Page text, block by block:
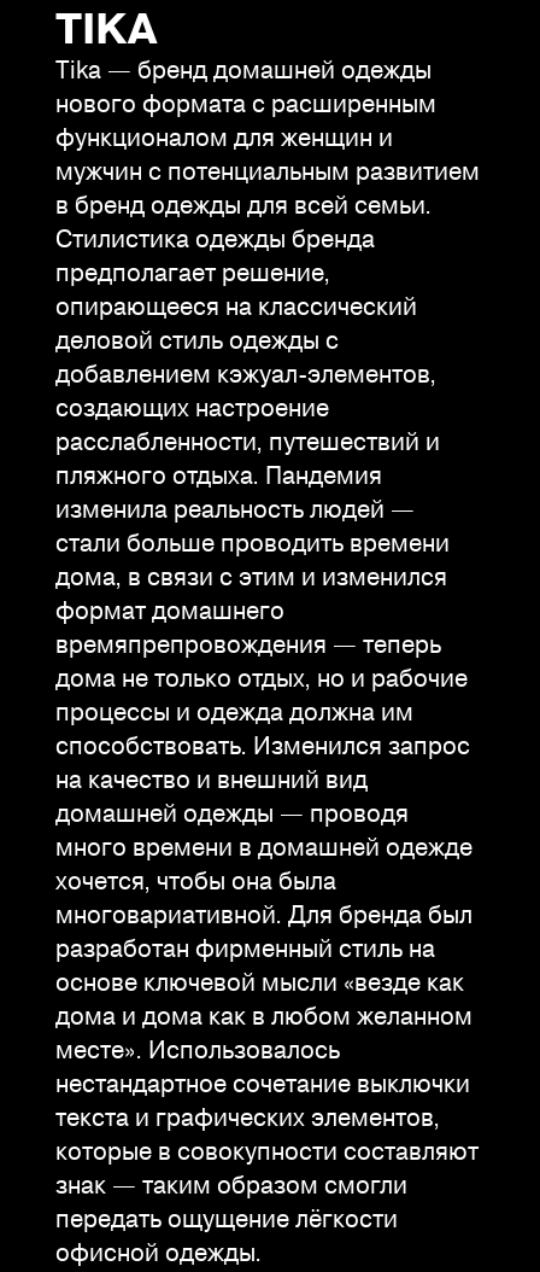
TIKA
Tika — бренд домашней одежды
нового формата с расширенным
функционалом для женщин и
мужчин с потенциальным развитием
в бренд одежды для всей семьи.
Стилистика одежды бренда
предполагает решение,
опирающееся на классический
деловой стиль одежды с
добавлением кэжуал-элементов,
создающих настроение
расслабленности, путешествий и
пляжного отдыха. Пандемия
изменила реальность людей —
стали больше проводить времени
дома, в связи с этим и изменился
формат домашнего
времяпрепровождения — теперь
дома не только отдых, но и рабочие
процессы и одежда должна им
способствовать. Изменился запрос
на качество и внешний вид
домашней одежды — проводя
много времени в домашней одежде
хочется, чтобы она была
многовариативной. Для бренда был
разработан фирменный стиль на
основе ключевой мысли «везде как
дома и дома как в любом желанном
месте». Использовалось
нестандартное сочетание выключки
текста и графических элементов,
которые в совокупности составляют
знак — таким образом смогли
передать ощущение лёгкости
офисной одежды.